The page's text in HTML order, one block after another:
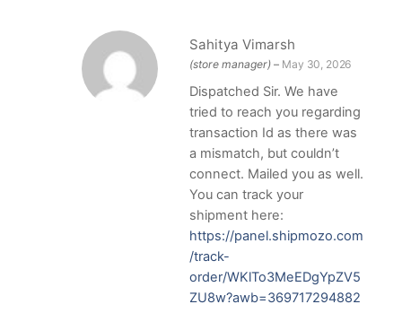
Sahitya Vimarsh
(store manager) – May 30, 2026
Dispatched Sir. We have
tried to reach you regarding
transaction Id as there was
a mismatch, but couldn’t
connect. Mailed you as well.
You can track your
shipment here:
https://panel.shipmozo.com
/track-
order/WKlTo3MeEDgYpZV5
ZU8w?awb=369717294882